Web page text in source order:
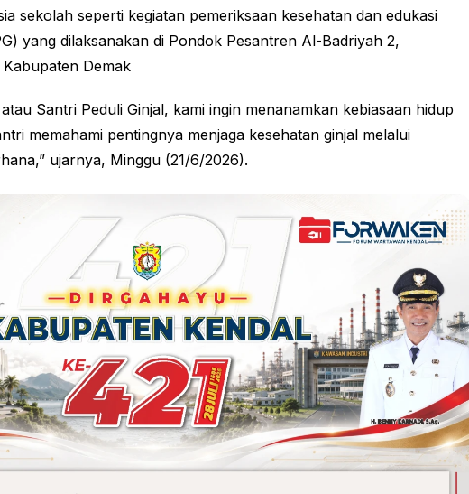
sekolah seperti kegiatan pemeriksaan kesehatan dan edukasi
yang dilaksanakan di Pondok Pesantren Al-Badriyah 2,
Demak
Santri Peduli Ginjal, kami ingin menanamkan kebiasaan hidup
memahami pentingnya menjaga kesehatan ginjal melalui
ujarnya, Minggu (21/6/2026).